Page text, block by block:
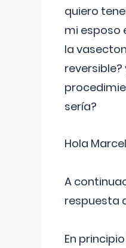
quiero
mi esposo
la
reversible?
sería?
Hola
A
respuesta
En